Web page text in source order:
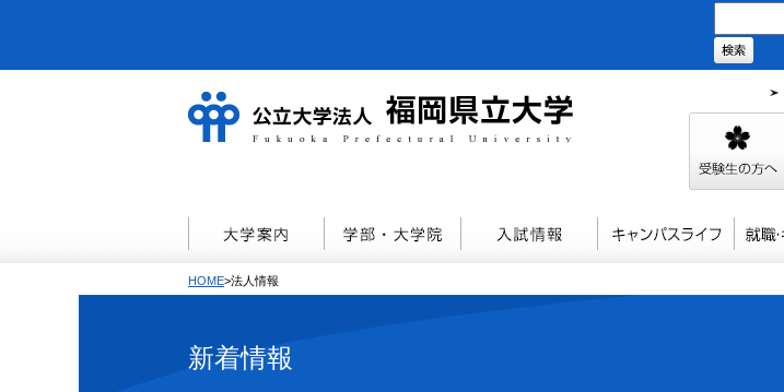
HOME>法人情報
新着情報